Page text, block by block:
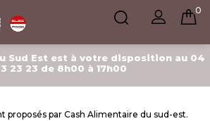
0
Sud Est est à votre disposition au 04
23 23 de 8h00 à 17h00
proposés par Cash Alimentaire du sud-est.